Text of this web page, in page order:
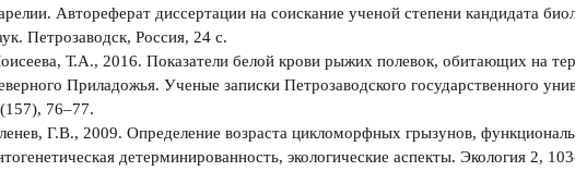
Автореферат диссертации на соискание ученой степени кандидата
Петрозаводск, Россия, 24 с.
Т.А., 2016. Показатели белой крови рыжих полевок, обитающих на
Приладожья. Ученые записки Петрозаводского государственного
76‒77.
Г.В., 2009. Определение возраста цикломорфных грызунов,
детерминированность, экологические аспекты. Экология 2,